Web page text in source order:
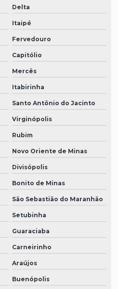
Delta
Itaipé
Fervedouro
Capitólio
Mercês
Itabirinha
Santo Antônio do Jacinto
Virginópolis
Rubim
Novo Oriente de Minas
Divisópolis
Bonito de Minas
São Sebastião do Maranhão
Setubinha
Guaraciaba
Carneirinho
Araújos
Buenópolis